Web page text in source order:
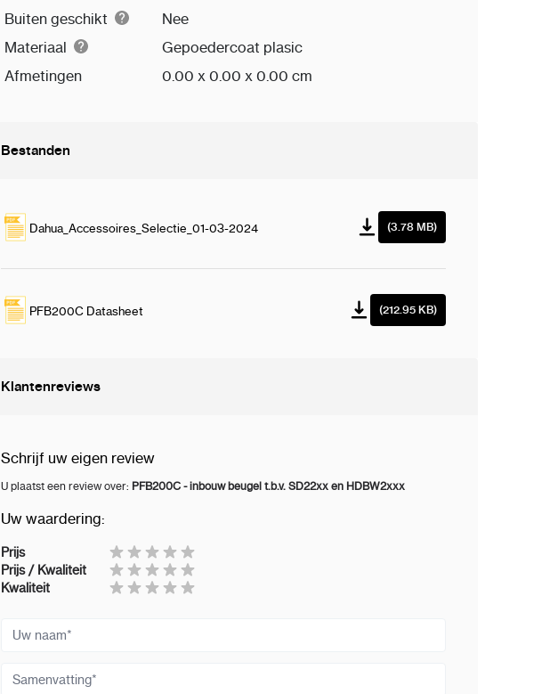
Buiten geschikt
Nee
Materiaal
Gepoedercoat plasic
Afmetingen
0.00 x 0.00 x 0.00 cm
Bestanden
Dahua_Accessoires_Selectie_01-03-2024 (3.78 MB)
PFB200C Datasheet (212.95 KB)
Klantenreviews
Schrijf uw eigen review
U plaatst een review over: PFB200C - inbouw beugel t.b.v. SD22xx en HDBW2xxx
Uw waardering:
Prijs
Prijs / Kwaliteit
Kwaliteit
Uw naam
Samenvatting